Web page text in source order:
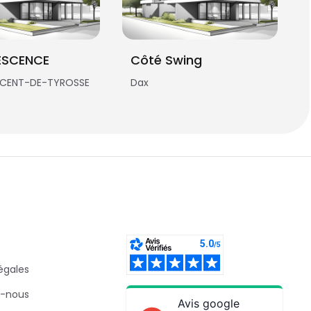
DE-TYROSSE
Côté Swing
Dax
nous
Avis google